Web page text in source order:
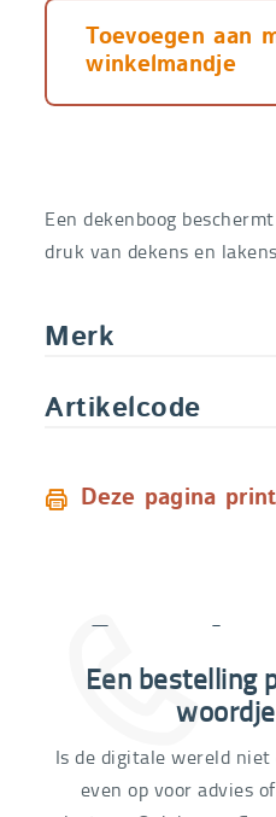
Toevoegen aan
winkelmandje
Een dekenboog
druk van dekens en
Merk
Artikelcode
Deze pagina
03
Een bestelling
Is de digitale wereld
even op voor advies